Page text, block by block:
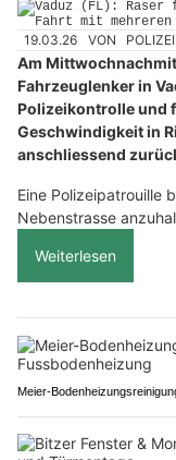
19.03.26 VON
Am
Fahrzeuglenker in
Polizeikontrolle und
Geschwindigkeit in
anschliessend
Eine Polizeipatrouille
Nebenstrasse
Weiterlesen
Meier-